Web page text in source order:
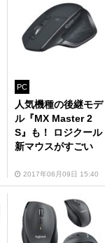
PC
人気機種の後継モデ
ル『MX Master 2
S』も！ ロジクール
新マウスがすごい
2017年06月09日 15:40